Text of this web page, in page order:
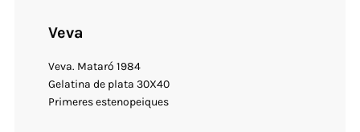
Veva
Veva. Mataró 1984
Gelatina de plata 30X40
Primeres estenopeiques